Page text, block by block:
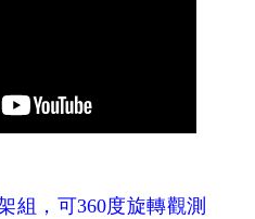
組，可360度旋轉觀測